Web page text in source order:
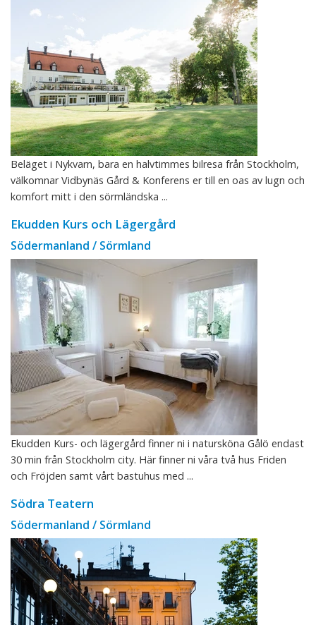
Beläget i Nykvarn, bara en halvtimmes bilresa från Stockholm,
välkomnar Vidbynäs Gård & Konferens er till en oas av lugn och
komfort mitt i den sörmländska ...
Ekudden Kurs och Lägergård
Södermanland / Sörmland
Ekudden Kurs- och lägergård finner ni i natursköna Gålö endast
30 min från Stockholm city. Här finner ni våra två hus Friden
och Fröjden samt vårt bastuhus med ...
Södra Teatern
Södermanland / Sörmland